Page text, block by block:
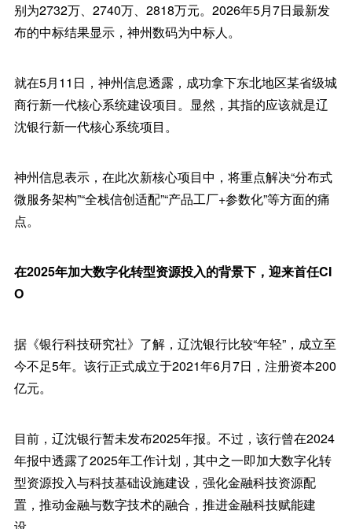
别为2732万、2740万、2818万元。2026年5月7日最新发
布的中标结果显示，神州数码为中标人。
就在5月11日，神州信息透露，成功拿下东北地区某省级城
商行新一代核心系统建设项目。显然，其指的应该就是辽
沈银行新一代核心系统项目。
神州信息表示，在此次新核心项目中，将重点解决“分布式
微服务架构”“全栈信创适配”“产品工厂+参数化”等方面的痛
点。
在2025年加大数字化转型资源投入的背景下，迎来首任CI
O
据《银行科技研究社》了解，辽沈银行比较“年轻”，成立至
今不足5年。该行正式成立于2021年6月7日，注册资本200
亿元。
目前，辽沈银行暂未发布2025年报。不过，该行曾在2024
年报中透露了2025年工作计划，其中之一即加大数字化转
型资源投入与科技基础设施建设，强化金融科技资源配
置，推动金融与数字技术的融合，推进金融科技赋能建